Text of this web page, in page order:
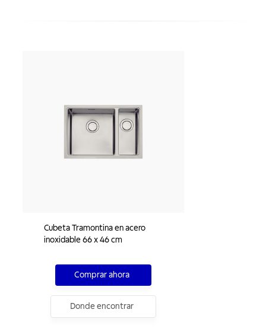
Cubeta Tramontina en acero
inoxidable 66 x 46 cm
Comprar ahora
Donde encontrar